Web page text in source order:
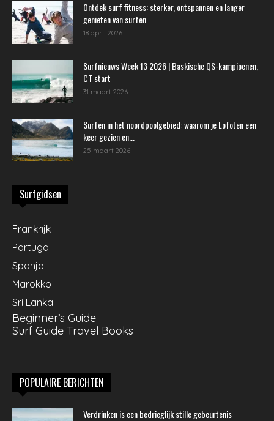
Ontdek surf fitness: sterker, ontspannen en langer
genieten van surfen
18 april 2026
Surfnieuws Week 13 2026 | Baskische QS-kampioenen,
CT start
31 maart 2026
Surfen in het noordpoolgebied: waarom je Lofoten een
keer gezien en...
25 maart 2026
Surfgidsen
Frankrijk
Portugal
Spanje
Marokko
Sri Lanka
Beginner’s Guide
Surf Guide Travel Books
POPULAIRE BERICHTEN
Verdrinken is een bedrieglijk stille gebeurtenis